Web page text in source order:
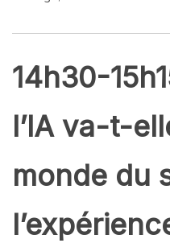
14h30-
l’IA va-t-
monde du